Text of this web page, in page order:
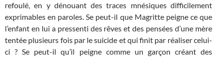
refoulé, en y dénouant des traces mnésiques difficilement
exprimables en paroles. Se peut-il que Magritte peigne ce que
l’enfant en lui a pressenti des rêves et des pensées d’une mère
tentée plusieurs fois par le suicide et qui finit par réaliser celui-
ci ? Se peut-il qu’il peigne comme un garçon créant des